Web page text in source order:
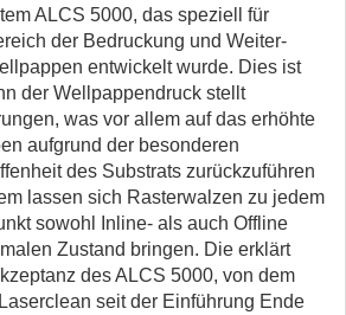
ALCS 5000, das speziell für
der Bedruckung und Weiter­
entwickelt wurde. Dies ist
der Wellpappen­druck stellt
was vor allem auf das erhöhte
aufgrund der besonderen
des Substrats zurückzuführen
lassen sich Rasterwalzen zu jedem
sowohl Inline- als auch Offline
Zustand bringen. Die erklärt
des ALCS 5000, von dem
seit der Einführung Ende